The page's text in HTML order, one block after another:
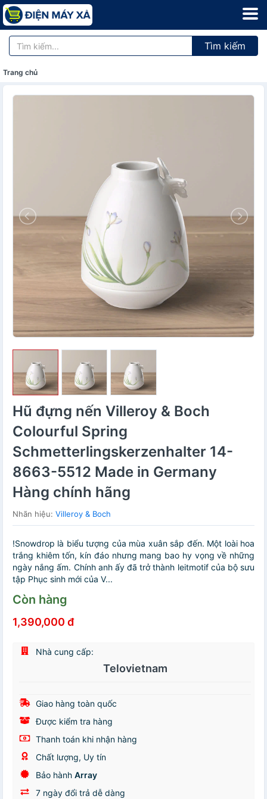
Tìm kiếm
Trang chủ
Hũ đựng nến Villeroy & Boch
Colourful Spring
Schmetterlingskerzenhalter 14-
8663-5512 Made in Germany
Hàng chính hãng
Nhãn hiệu: Villeroy & Boch
!Snowdrop là biểu tượng của mùa xuân sắp đến. Một loài hoa
trắng khiêm tốn, kín đáo nhưng mang bao hy vọng về những
ngày nắng ấm. Chính anh ấy đã trở thành leitmotif của bộ sưu
tập Phục sinh mới của V...
Còn hàng
1,390,000 đ
Nhà cung cấp:
Telovietnam
Giao hàng toàn quốc
Được kiểm tra hàng
Thanh toán khi nhận hàng
Chất lượng, Uy tín
Bảo hành Array
7 ngày đổi trả dễ dàng